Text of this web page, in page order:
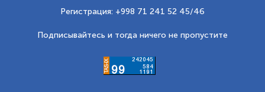
Регистрация: +998 71 241 52 45/46
Подписывайтесь и тогда ничего не пропустите